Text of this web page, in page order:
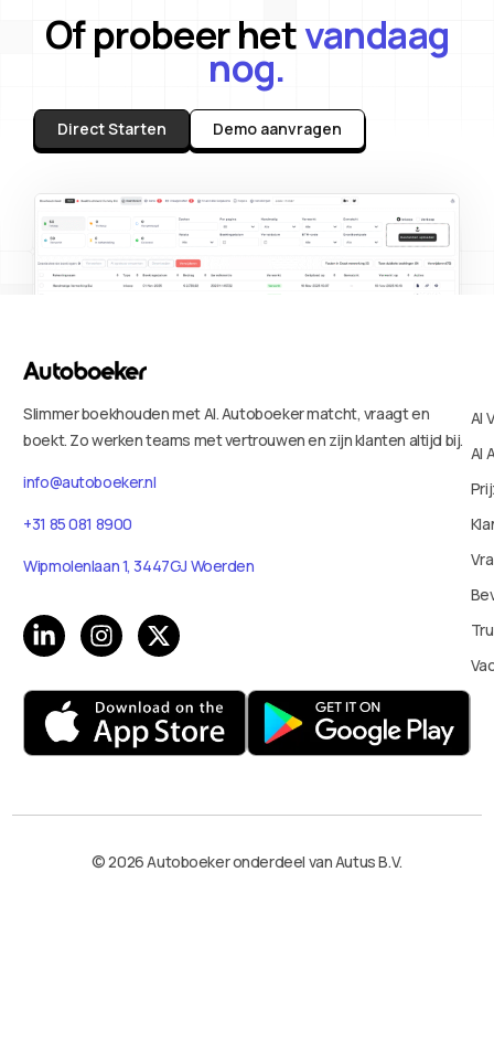
Of probeer hetvandaag
nog.
Direct Starten Demo aanvragen
Slimmer boekhouden met AI. Autoboeker matcht, vraagt en
boekt. Zo werken teams met vertrouwen en zijn klanten altijd bij.
info@autoboeker.nl
+31 85 081 8900
Wipmolenlaan 1, 3447GJ Woerden
AI
AI
© 2026 Autoboeker onderdeel van Autus B.V.